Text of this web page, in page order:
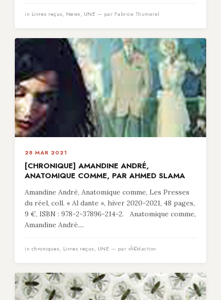
in Livres reçus, News, UNE — par Fabrice Thumerel
28 MAR 2021
[CHRONIQUE] AMANDINE ANDRÉ,
ANATOMIQUE COMME, PAR AHMED SLAMA
Amandine André, Anatomique comme, Les Presses
du réel, coll. « Al dante », hiver 2020-2021, 48 pages,
9 €, ISBN : 978-2-37896-214-2. Anatomique comme,
Amandine André....
in chroniques, Livres reçus, UNE — par rÃ©daction